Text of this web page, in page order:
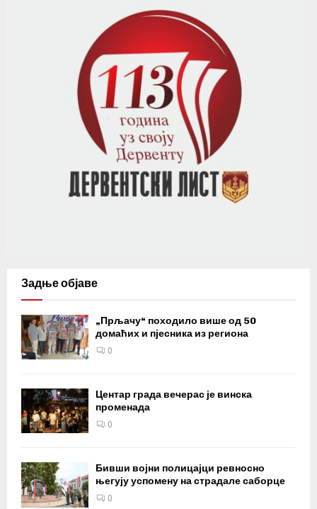
Задње објаве
„Прљачу“ походило више од 50
домаћих и пјесника из региона
0
Центар града вечерас је винска
променада
0
Бивши војни полицајци ревносно
његују успомену на страдале саборце
0